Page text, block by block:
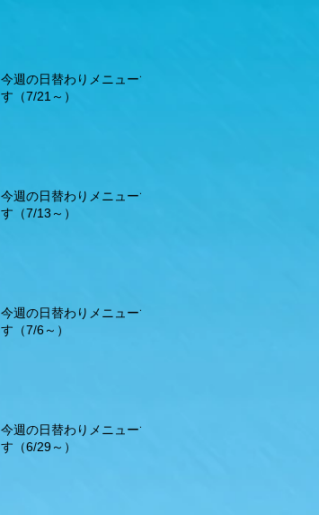
今週の日替わりメニューで
す（7/21～）
今週の日替わりメニューで
す（7/13～）
今週の日替わりメニューで
す（7/6～）
今週の日替わりメニューで
す（6/29～）